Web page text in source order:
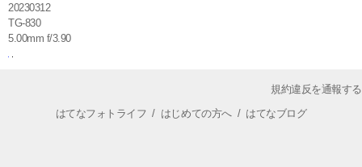
20230312
TG-830
5.00mm f/3.90
規約違反を通報する
はてなフォトライフ / はじめての方へ/ はてなブログ